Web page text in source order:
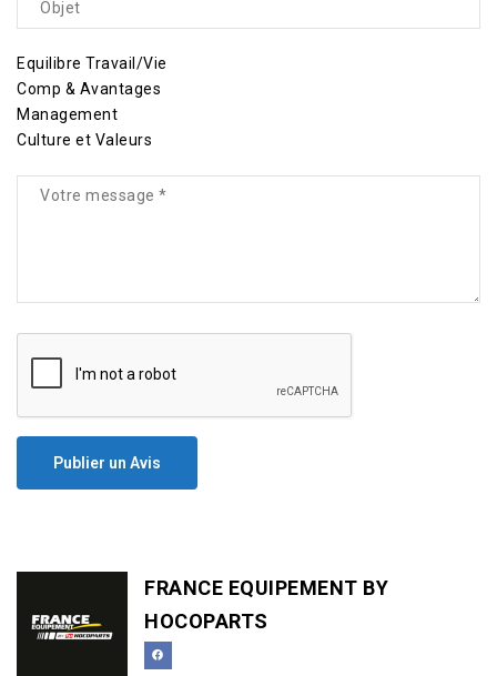
Equilibre Travail/Vie
Comp & Avantages
Management
Culture et Valeurs
Publier un Avis
FRANCE EQUIPEMENT BY
HOCOPARTS